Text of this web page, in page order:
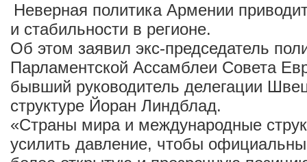
Неверная политика Армении
и стабильности в регионе.
Об этом заявил экс-председатель
Парламентской Ассамблеи Совета
бывший руководитель делегации
структуре Йоран Линдблад.
«Страны мира и международные
усилить давление, чтобы